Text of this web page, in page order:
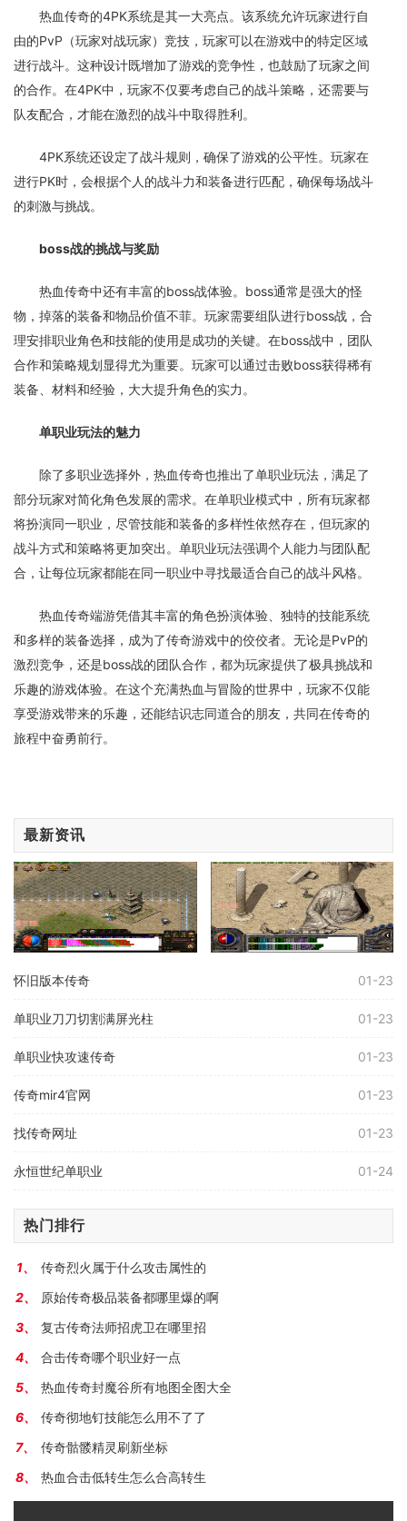
热血传奇的4PK系统是其一大亮点。该系统允许玩家进行自
由的PvP（玩家对战玩家）竞技，玩家可以在游戏中的特定区域
进行战斗。这种设计既增加了游戏的竞争性，也鼓励了玩家之间
的合作。在4PK中，玩家不仅要考虑自己的战斗策略，还需要与
队友配合，才能在激烈的战斗中取得胜利。
4PK系统还设定了战斗规则，确保了游戏的公平性。玩家在
进行PK时，会根据个人的战斗力和装备进行匹配，确保每场战斗
的刺激与挑战。
boss战的挑战与奖励
热血传奇中还有丰富的boss战体验。boss通常是强大的怪
物，掉落的装备和物品价值不菲。玩家需要组队进行boss战，合
理安排职业角色和技能的使用是成功的关键。在boss战中，团队
合作和策略规划显得尤为重要。玩家可以通过击败boss获得稀有
装备、材料和经验，大大提升角色的实力。
单职业玩法的魅力
除了多职业选择外，热血传奇也推出了单职业玩法，满足了
部分玩家对简化角色发展的需求。在单职业模式中，所有玩家都
将扮演同一职业，尽管技能和装备的多样性依然存在，但玩家的
战斗方式和策略将更加突出。单职业玩法强调个人能力与团队配
合，让每位玩家都能在同一职业中寻找最适合自己的战斗风格。
热血传奇端游凭借其丰富的角色扮演体验、独特的技能系统
和多样的装备选择，成为了传奇游戏中的佼佼者。无论是PvP的
激烈竞争，还是boss战的团队合作，都为玩家提供了极具挑战和
乐趣的游戏体验。在这个充满热血与冒险的世界中，玩家不仅能
享受游戏带来的乐趣，还能结识志同道合的朋友，共同在传奇的
旅程中奋勇前行。
最新资讯
怀旧版本传奇 01-23
单职业刀刀切割满屏光柱 01-23
单职业快攻速传奇 01-23
传奇mir4官网 01-23
找传奇网址 01-23
永恒世纪单职业 01-24
热门排行
传奇烈火属于什么攻击属性的
原始传奇极品装备都哪里爆的啊
复古传奇法师招虎卫在哪里招
合击传奇哪个职业好一点
热血传奇封魔谷所有地图全图大全
传奇彻地钉技能怎么用不了了
传奇骷髅精灵刷新坐标
热血合击低转生怎么合高转生